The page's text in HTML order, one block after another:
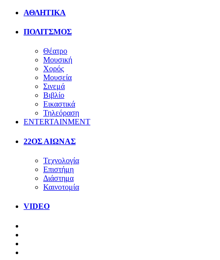
ΑΘΛΗΤΙΚΑ
ΠΟΛΙΤΣΜΟΣ
Θέατρο
Μουσική
Χορός
Μουσεία
Σινεμά
Βιβλίο
Εικαστικά
Τηλεόραση
ENTERTAINMENT
22ΟΣ ΑΙΩΝΑΣ
Τεχνολογία
Επιστήμη
Διάστημα
Καινοτομία
VIDEO